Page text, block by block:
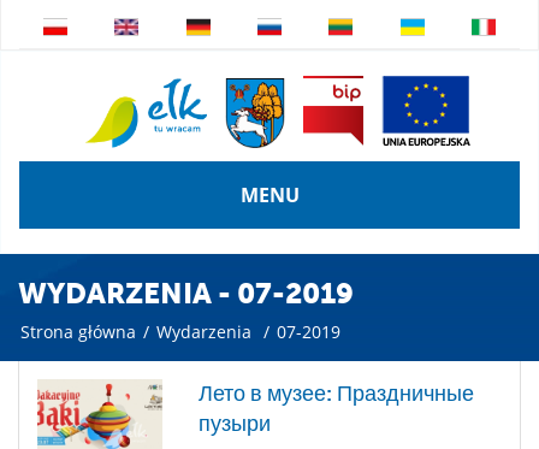
MENU
WYDARZENIA - 07-2019
Strona główna / Wydarzenia / 07-2019
Лето в музее: Праздничные
пузыри